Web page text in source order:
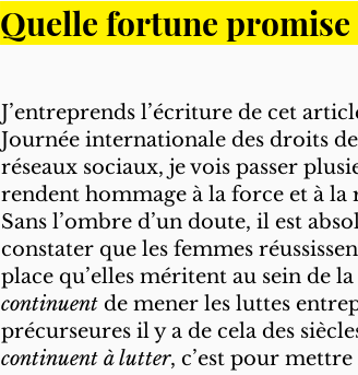
Quelle fortune promise
J’entreprends l’écriture de cet
Journée internationale des droits
réseaux sociaux, je vois passer
rendent hommage à la force et à la
Sans l’ombre d’un doute, il est
constater que les femmes
place qu’elles méritent au sein de la
continuent de mener les luttes
précurseures il y a de cela des
continuent à lutter, c’est pour